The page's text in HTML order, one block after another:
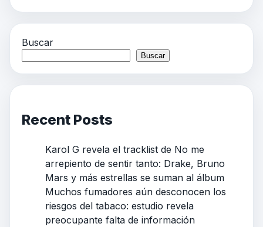
Buscar
Buscar
Recent Posts
Karol G revela el tracklist de No me
arrepiento de sentir tanto: Drake, Bruno
Mars y más estrellas se suman al álbum
Muchos fumadores aún desconocen los
riesgos del tabaco: estudio revela
preocupante falta de información